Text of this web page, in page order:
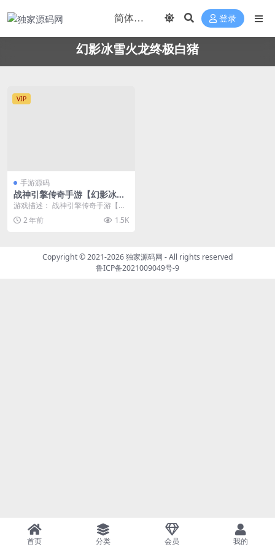
登录
幻影冰雪火龙终极白猪
VIP
手游源码
战神引擎传奇手游【幻影冰雪
火龙终极白猪3.1】2023整理
游戏描述： 战神引擎传奇手游【幻
影冰雪火龙终极白猪3.1】2023整
理特色服务端...
2 年前 1.5K
Copyright © 2021-2026独家源码网 - All rights reserved
鲁ICP备2021009049号-9
首页 分类 会员 我的